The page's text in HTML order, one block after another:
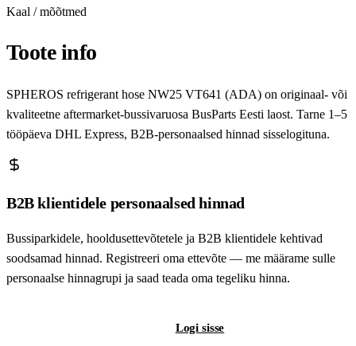
Kaal / mõõtmed
Toote info
SPHEROS refrigerant hose NW25 VT641 (ADA) on originaal- või
kvaliteetne aftermarket-bussivaruosa BusParts Eesti laost. Tarne 1–5
tööpäeva DHL Express, B2B-personaalsed hinnad sisselogituna.
B2B klientidele personaalsed hinnad
Bussiparkidele, hooldusettevõtetele ja B2B klientidele kehtivad
soodsamad hinnad. Registreeri oma ettevõte — me määrame sulle
personaalse hinnagrupi ja saad teada oma tegeliku hinna.
Logi sisse